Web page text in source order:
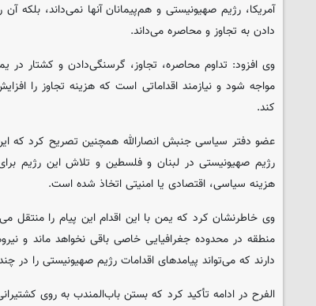
آمریکا، رژیم صهیونیستی و هم‌پیمانان آنها نمی‌داند، بلکه
دادن به تجاوز و محاصره می‌داند.
وی افزود: تداوم محاصره، تجاوز، گرسنگی‌دادن و کشتار در
مواجه شود و نیازمند اقداماتی است که هزینه تجاوز را
کند.
عضو دفتر سیاسی جنبش انصارالله همچنین تصریح کرد که
رژیم صهیونیستی در لبنان و فلسطین و تلاش این رژیم
هزینه سیاسی، اقتصادی یا امنیتی اتخاذ شده است.
وی خاطرنشان کرد که یمن با این اقدام این پیام را
منطقه در محدوده جغرافیایی خاصی باقی نخواهد ماند و
دارند که می‌تواند پیامدهای اقدامات رژیم صهیونیستی را
الفرح در ادامه تأکید کرد که بستن باب‌المندب به روی